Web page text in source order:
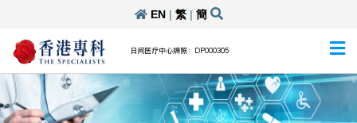
EN| 繁| 簡
日间医疗中心牌照：DP000305